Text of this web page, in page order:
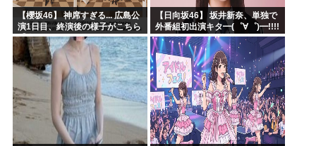
【櫻坂46】 神席すぎる... 広島公
演1日目、終演後の様子がこちら
【全国ツアー2026 What’s
lonesome?】
【日向坂46】 坂井新奈、単独で
外番組初出演キタ━(゜∀゜)━!!!!